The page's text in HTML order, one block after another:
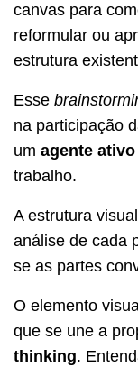
canvas para
reformular ou
estrutura
Esse
na participação
um agente ativo
trabalho.
A estrutura
análise de cada
se as partes
O elemento
que se une a
thinking.